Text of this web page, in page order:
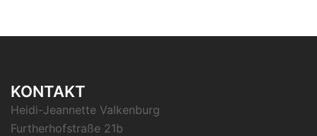
KONTAKT
Heidi-Jeannette Valkenburg
Furtherhofstraße 21b